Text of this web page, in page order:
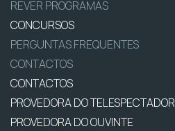
REVER PROGRAMAS
CONCURSOS
PERGUNTAS FREQUENTES
CONTACTOS
CONTACTOS
PROVEDORA DO TELESPECTADOR
PROVEDORA DO OUVINTE